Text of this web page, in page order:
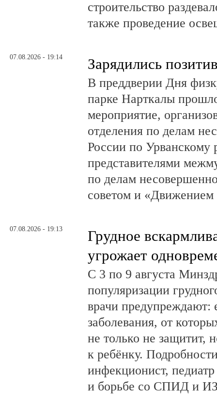
строительство
также проведение
07.08.2026 - 19:14 Зарядились
В преддверии Дня
парке Нарткалы
мероприятие,
отделения по делам
России по Урванскому
представителями
по делам
советом и
07.08.2026 - 19:13
Грудное
угрожает
С 3 по 9 августа
популяризации
врачи предупреждают:
заболевания, от
не только не защитит,
к ребёнку.
инфекционист,
и борьбе со СПИД и